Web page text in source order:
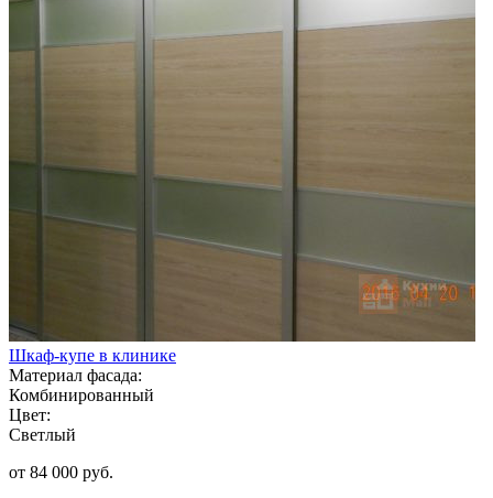
Шкаф-купе в клинике
Материал фасада:
Комбинированный
Цвет:
Светлый
от 84 000 руб.